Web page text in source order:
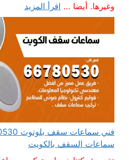
وغيرها. أيضا ... اقرأ المزيد
سماعات السقف بالكويت